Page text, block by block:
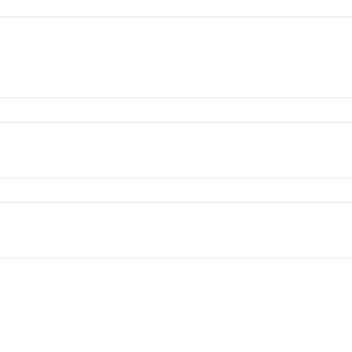
da budu lagane, sa konturama koje omogućavaju